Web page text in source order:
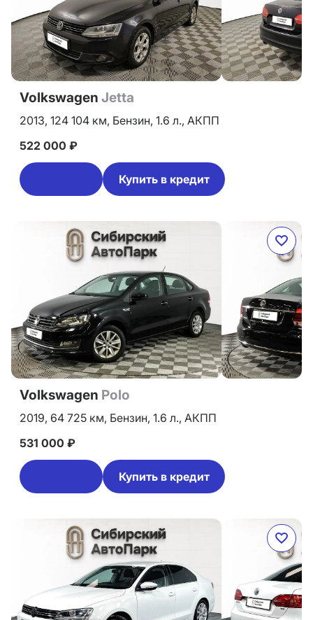
Volkswagen Jetta
2013, 124 104 км, Бензин, 1.6 л., АКПП
522 000 ₽
Купить в кредит
Volkswagen Polo
2019, 64 725 км, Бензин, 1.6 л., АКПП
531 000 ₽
Купить в кредит